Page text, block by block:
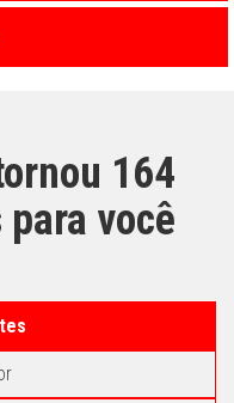
164
você